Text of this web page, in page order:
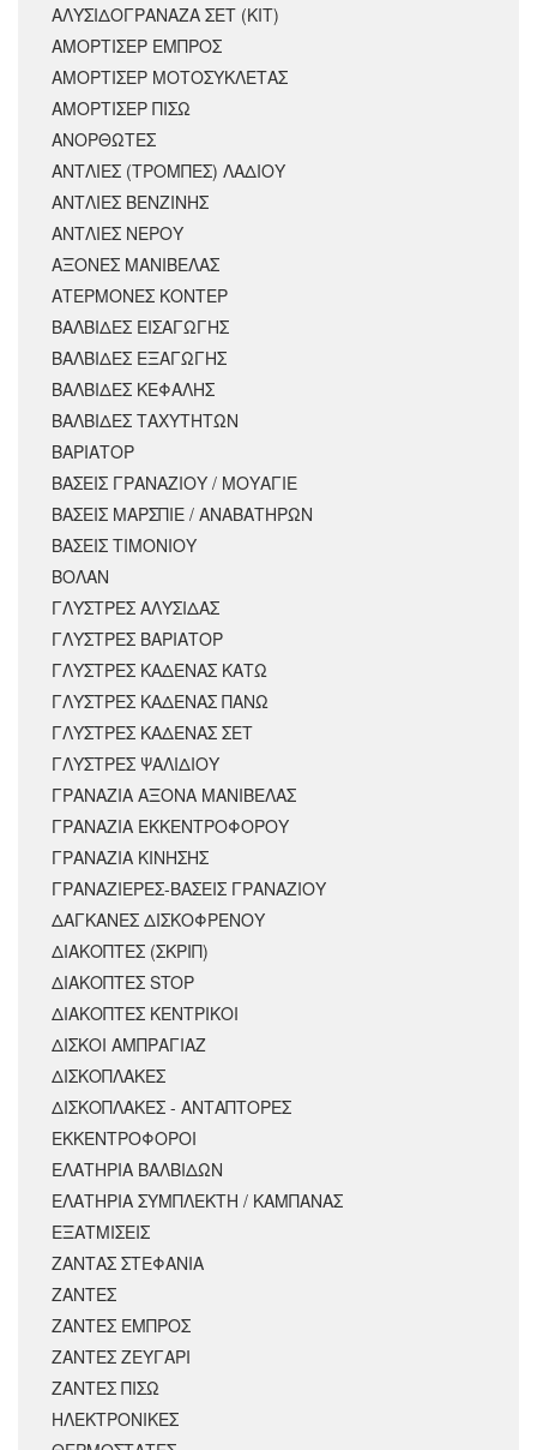
ΑΛΥΣΙΔΟΓΡΑΝΑΖΑ ΣΕΤ (ΚΙΤ)
ΑΜΟΡΤΙΣΕΡ ΕΜΠΡΟΣ
ΑΜΟΡΤΙΣΈΡ ΜΟΤΟΣΥΚΛΈΤΑΣ
ΑΜΟΡΤΙΣΕΡ ΠΙΣΩ
ΑΝΟΡΘΩΤΕΣ
ΑΝΤΛΙΕΣ (ΤΡΟΜΠΕΣ) ΛΑΔΙΟΥ
ΑΝΤΛΙΕΣ ΒΕΝΖΙΝΗΣ
ΑΝΤΛΙΕΣ ΝΕΡΟΥ
ΑΞΟΝΕΣ ΜΑΝΙΒΕΛΑΣ
ΑΤΕΡΜΟΝΕΣ ΚΟΝΤΕΡ
ΒΑΛΒΙΔΕΣ ΕΙΣΑΓΩΓΗΣ
ΒΑΛΒΙΔΕΣ ΕΞΑΓΩΓΗΣ
ΒΑΛΒΙΔΕΣ ΚΕΦΑΛΗΣ
ΒΑΛΒΙΔΕΣ ΤΑΧΥΤΗΤΩΝ
ΒΑΡΙΑΤΟΡ
ΒΑΣΕΙΣ ΓΡΑΝΑΖΙΟΥ / ΜΟΥΑΓΙΕ
ΒΑΣΕΙΣ ΜΑΡΣΠΙΕ / ΑΝΑΒΑΤΗΡΩΝ
ΒΑΣΕΙΣ ΤΙΜΟΝΙΟΥ
ΒΟΛΑΝ
ΓΛΥΣΤΡΕΣ ΑΛΥΣΙΔΑΣ
ΓΛΥΣΤΡΕΣ ΒΑΡΙΑΤΟΡ
ΓΛΥΣΤΡΕΣ ΚΑΔΕΝΑΣ ΚΑΤΩ
ΓΛΥΣΤΡΕΣ ΚΑΔΕΝΑΣ ΠΑΝΩ
ΓΛΥΣΤΡΕΣ ΚΑΔΕΝΑΣ ΣΕΤ
ΓΛΥΣΤΡΕΣ ΨΑΛΙΔΙΟΥ
ΓΡΑΝΑΖΙΑ ΑΞΟΝΑ ΜΑΝΙΒΕΛΑΣ
ΓΡΑΝΑΖΙΑ ΕΚΚΕΝΤΡΟΦΟΡΟΥ
ΓΡΑΝΑΖΙΑ ΚΙΝΗΣΗΣ
ΓΡΑΝΑΖΙΕΡΕΣ-ΒΑΣΕΙΣ ΓΡΑΝΑΖΙΟΥ
ΔΑΓΚΑΝΕΣ ΔΙΣΚΟΦΡΕΝΟΥ
ΔΙΑΚΟΠΤΕΣ (ΣΚΡΙΠ)
ΔΙΑΚΟΠΤΕΣ STOP
ΔΙΑΚΟΠΤΕΣ ΚΕΝΤΡΙΚΟΙ
ΔΙΣΚΟΙ ΑΜΠΡΑΓΙΑΖ
ΔΙΣΚΟΠΛΑΚΕΣ
ΔΙΣΚΟΠΛΑΚΕΣ - ΑΝΤΑΠΤΟΡΕΣ
ΕΚΚΕΝΤΡΟΦΟΡΟΙ
ΕΛΑΤΗΡΙΑ ΒΑΛΒΙΔΩΝ
ΕΛΑΤΗΡΙΑ ΣΥΜΠΛΕΚΤΗ / ΚΑΜΠΑΝΑΣ
ΕΞΑΤΜΙΣΕΙΣ
ΖΑΝΤΑΣ ΣΤΕΦΑΝΙΑ
ΖΑΝΤΕΣ
ΖΑΝΤΕΣ ΕΜΠΡΟΣ
ΖΑΝΤΕΣ ΖΕΥΓΑΡΙ
ΖΑΝΤΕΣ ΠΙΣΩ
ΗΛΕΚΤΡΟΝΙΚΕΣ